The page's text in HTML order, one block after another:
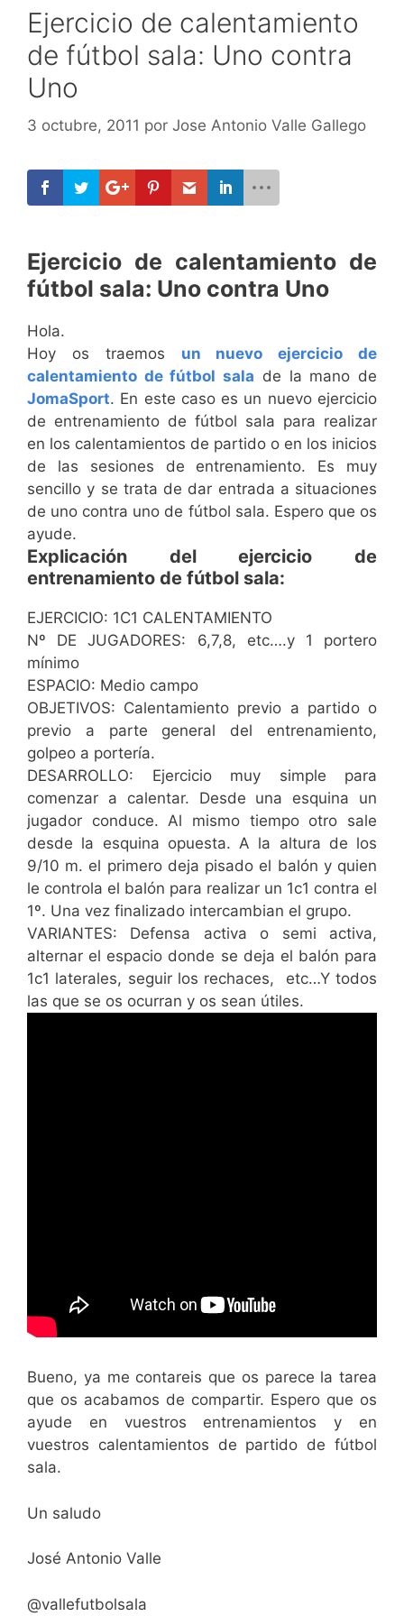
Ejercicio de calentamiento
de fútbol sala: Uno contra
Uno
3 octubre, 2011 por Jose Antonio Valle Gallego
Ejercicio de calentamiento de
fútbol sala: Uno contra Uno
Hola.
Hoy os traemos un nuevo ejercicio de
calentamiento de fútbol sala de la mano de
JomaSport. En este caso es un nuevo ejercicio
de entrenamiento de fútbol sala para realizar
en los calentamientos de partido o en los inicios
de las sesiones de entrenamiento. Es muy
sencillo y se trata de dar entrada a situaciones
de uno contra uno de fútbol sala. Espero que os
ayude.
Explicación del ejercicio de
entrenamiento de fútbol sala:
EJERCICIO: 1C1 CALENTAMIENTO
Nº DE JUGADORES: 6,7,8, etc….y 1 portero
mínimo
ESPACIO: Medio campo
OBJETIVOS: Calentamiento previo a partido o
previo a parte general del entrenamiento,
golpeo a portería.
DESARROLLO: Ejercicio muy simple para
comenzar a calentar. Desde una esquina un
jugador conduce. Al mismo tiempo otro sale
desde la esquina opuesta. A la altura de los
9/10 m. el primero deja pisado el balón y quien
le controla el balón para realizar un 1c1 contra el
1º. Una vez finalizado intercambian el grupo.
VARIANTES: Defensa activa o semi activa,
alternar el espacio donde se deja el balón para
1c1 laterales, seguir los rechaces, etc…Y todos
las que se os ocurran y os sean útiles.
Bueno, ya me contareis que os parece la tarea
que os acabamos de compartir. Espero que os
ayude en vuestros entrenamientos y en
vuestros calentamientos de partido de fútbol
sala.
Un saludo
José Antonio Valle
@vallefutbolsala